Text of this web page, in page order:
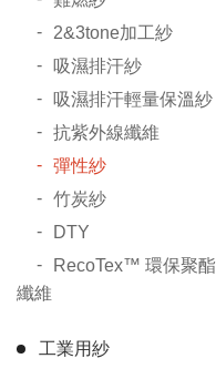
2&3tone加工紗
吸濕排汗紗
吸濕排汗輕量保溫紗
抗紫外線纖維
彈性紗
竹炭紗
DTY
RecoTex™ 環保聚酯
纖維
工業用紗